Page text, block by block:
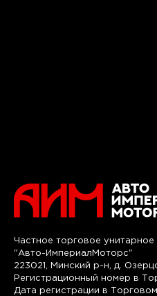
Частное торговое унитарное
"Авто-ИмпериалМоторс"
223021, Минский р-н, д.
Регистрационный номер в
Дата регистрации в